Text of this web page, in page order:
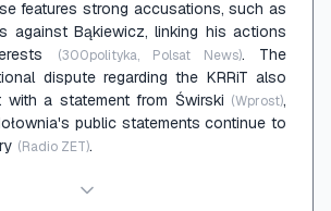
features strong accusations, such as
against Bąkiewicz, linking his actions
(300polityka, Polsat News). The
dispute regarding the KRRiT also
with a statement from Świrski (Wprost),
public statements continue to
(Radio ZET).